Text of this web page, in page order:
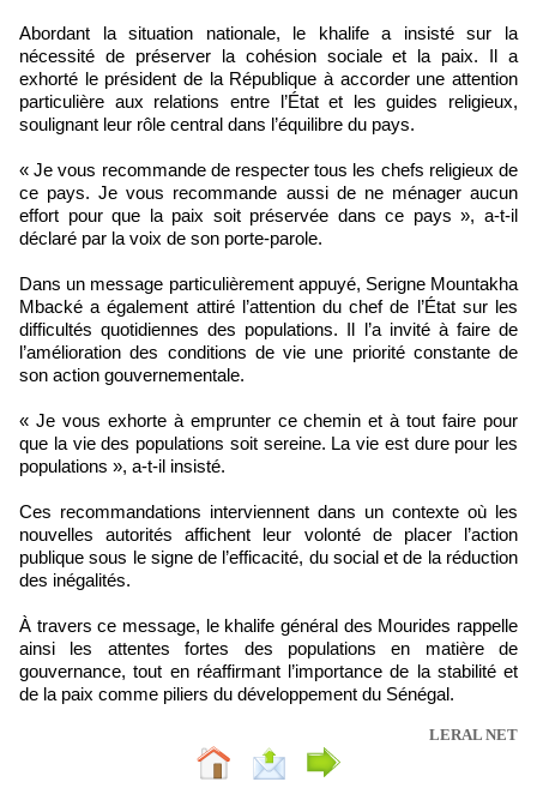
Abordant la situation nationale, le khalife a insisté sur la
nécessité de préserver la cohésion sociale et la paix. Il a
exhorté le président de la République à accorder une attention
particulière aux relations entre l’État et les guides religieux,
soulignant leur rôle central dans l’équilibre du pays.
« Je vous recommande de respecter tous les chefs religieux de
ce pays. Je vous recommande aussi de ne ménager aucun
effort pour que la paix soit préservée dans ce pays », a-t-il
déclaré par la voix de son porte-parole.
Dans un message particulièrement appuyé, Serigne Mountakha
Mbacké a également attiré l’attention du chef de l’État sur les
difficultés quotidiennes des populations. Il l’a invité à faire de
l’amélioration des conditions de vie une priorité constante de
son action gouvernementale.
« Je vous exhorte à emprunter ce chemin et à tout faire pour
que la vie des populations soit sereine. La vie est dure pour les
populations », a-t-il insisté.
Ces recommandations interviennent dans un contexte où les
nouvelles autorités affichent leur volonté de placer l’action
publique sous le signe de l’efficacité, du social et de la réduction
des inégalités.
À travers ce message, le khalife général des Mourides rappelle
ainsi les attentes fortes des populations en matière de
gouvernance, tout en réaffirmant l’importance de la stabilité et
de la paix comme piliers du développement du Sénégal.
LERAL NET